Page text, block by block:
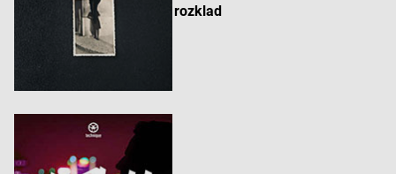
rozklad